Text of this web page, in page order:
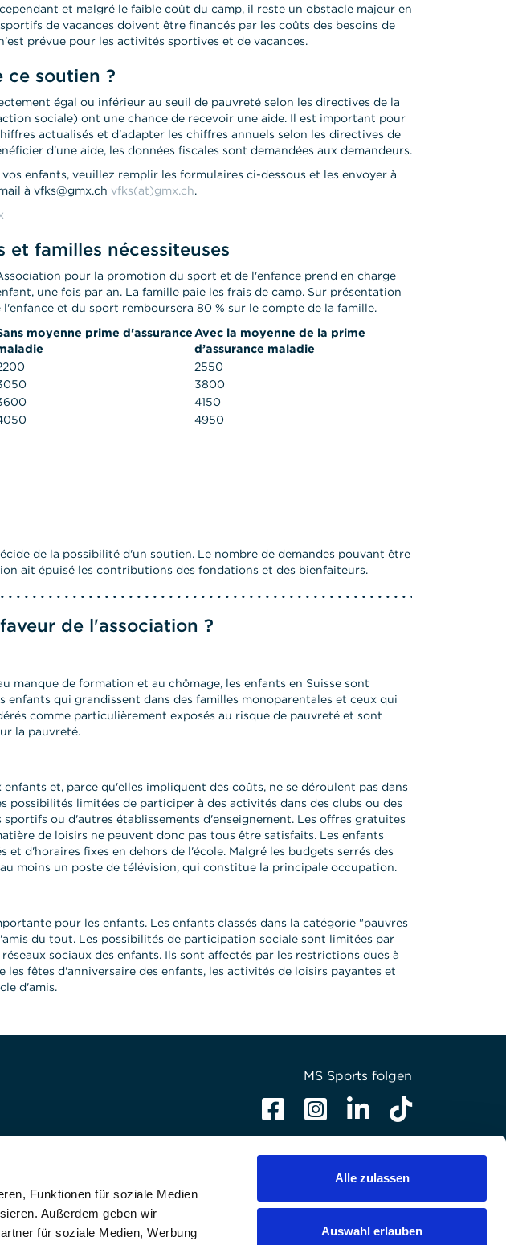
Funktionen für soziale Medien
Außerdem geben wir
für soziale Medien, Werbung
Alle zulassen
Auswahl erlauben
et malgré le faible coût du camp, il reste un obstacle majeur en
de vacances doivent être financés par les coûts des besoins de
prévue pour les activités sportives et de vacances.
ce soutien ?
égal ou inférieur au seuil de pauvreté selon les directives de la
sociale) ont une chance de recevoir une aide. Il est important pour
actualisés et d'adapter les chiffres annuels selon les directives de
d'une aide, les données fiscales sont demandées aux demandeurs.
enfants, veuillez remplir les formulaires ci-dessous et les envoyer à
à vfks@gmx.ch vfks(at)gmx.ch.
familles nécessiteuses
pour la promotion du sport et de l'enfance prend en charge
une fois par an. La famille paie les frais de camp. Sur présentation
et du sport remboursera 80 % sur le compte de la famille.
moyenne prime d'assuranceAvec la moyenne de la prime
d’assurance maladie
2550
3800
4150
4950
de la possibilité d'un soutien. Le nombre de demandes pouvant être
ait épuisé les contributions des fondations et des bienfaiteurs.
de l'association ?
manque de formation et au chômage, les enfants en Suisse sont
enfants qui grandissent dans des familles monoparentales et ceux qui
comme particulièrement exposés au risque de pauvreté et sont
la pauvreté.
et, parce qu'elles impliquent des coûts, ne se déroulent pas dans
possibilités limitées de participer à des activités dans des clubs ou des
ou d'autres établissements d'enseignement. Les offres gratuites
de loisirs ne peuvent donc pas tous être satisfaits. Les enfants
d'horaires fixes en dehors de l'école. Malgré les budgets serrés des
moins un poste de télévision, qui constitue la principale occupation.
pour les enfants. Les enfants classés dans la catégorie "pauvres
du tout. Les possibilités de participation sociale sont limitées par
sociaux des enfants. Ils sont affectés par les restrictions dues à
fêtes d'anniversaire des enfants, les activités de loisirs payantes et
d'amis.
MS Sports folgen